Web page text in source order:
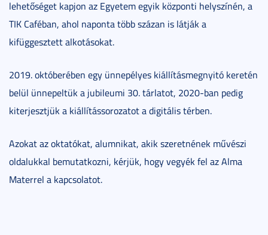
lehetőséget kapjon az Egyetem egyik központi helyszínén, a
TIK Caféban, ahol naponta több százan is látják a
kifüggesztett alkotásokat.
2019. októberében egy ünnepélyes kiállításmegnyitó keretén
belül ünnepeltük a jubileumi 30. tárlatot, 2020-ban pedig
kiterjesztjük a kiállítássorozatot a digitális térben.
Azokat az oktatókat, alumnikat, akik szeretnének művészi
oldalukkal bemutatkozni, kérjük, hogy vegyék fel az Alma
Materrel a kapcsolatot.